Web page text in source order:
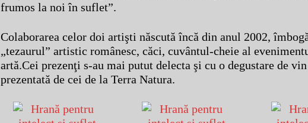
frumos la noi în suflet”.
Colaborarea celor doi artişti născută încă din anul 2002,
„tezaurul” artistic românesc, căci, cuvântul-cheie al
artă.Cei prezenţi s-au mai putut delecta şi cu o degustare de
prezentată de cei de la Terra Natura.